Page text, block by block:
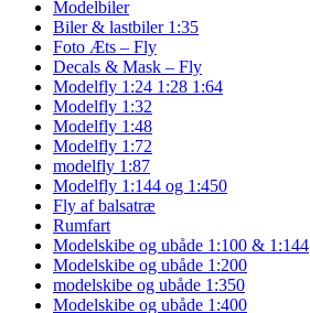
Modelbiler
Biler & lastbiler 1:35
Foto Æts – Fly
Decals & Mask – Fly
Modelfly 1:24 1:28 1:64
Modelfly 1:32
Modelfly 1:48
Modelfly 1:72
modelfly 1:87
Modelfly 1:144 og 1:450
Fly af balsatræ
Rumfart
Modelskibe og ubåde 1:100 & 1:144
Modelskibe og ubåde 1:200
modelskibe og ubåde 1:350
Modelskibe og ubåde 1:400